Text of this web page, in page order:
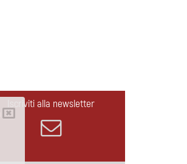
Iscriviti alla newsletter